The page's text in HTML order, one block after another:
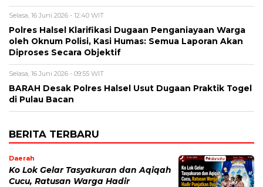
Selasa, 16 Juni 2026 - 12:40 WIT
Polres Halsel Klarifikasi Dugaan Penganiayaan Warga
oleh Oknum Polisi, Kasi Humas: Semua Laporan Akan
Diproses Secara Objektif
Selasa, 16 Juni 2026 - 09:55 WIT
BARAH Desak Polres Halsel Usut Dugaan Praktik Togel
di Pulau Bacan
BERITA TERBARU
Daerah
Ko Lok Gelar Tasyakuran dan Aqiqah
Cucu, Ratusan Warga Hadir